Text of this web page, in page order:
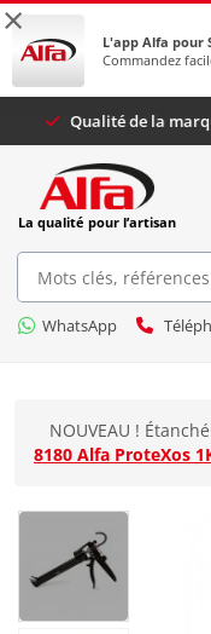
×
L'app Alfa pour
Commandez
Qualité
La qualité pour l’artisan
WhatsApp
NOUVEAU !
8180 Alfa ProteXos